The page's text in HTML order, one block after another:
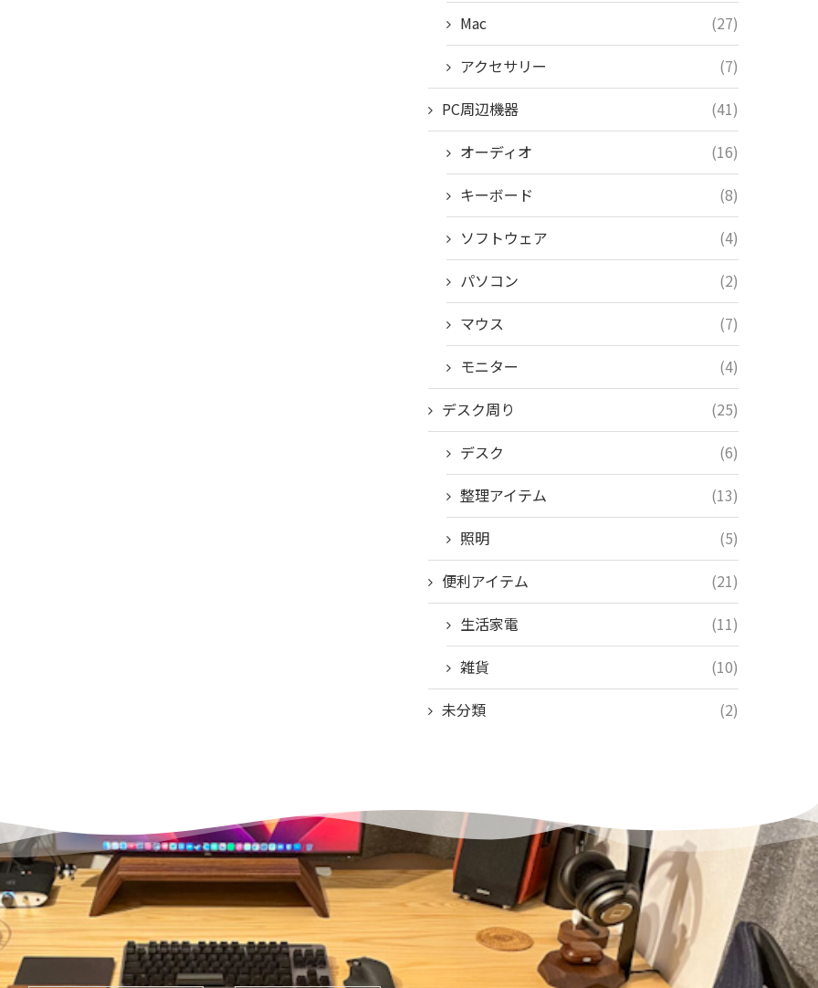
Mac
(27)
アクセサリー
(7)
PC周辺機器
(41)
オーディオ
(16)
キーボード
(8)
ソフトウェア
(4)
パソコン
(2)
マウス
(7)
モニター
(4)
デスク周り
(25)
デスク
(6)
整理アイテム
(13)
照明
(5)
便利アイテム
(21)
生活家電
(11)
雑貨
(10)
未分類
(2)